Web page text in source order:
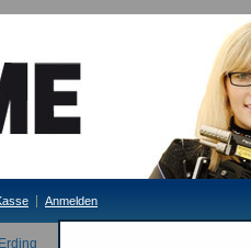
Anmelden